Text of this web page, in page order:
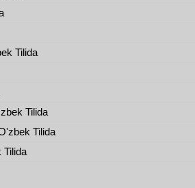
Tilida
Tilida
Tilida
Tilida